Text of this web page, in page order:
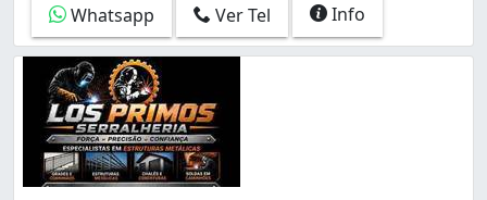
Catete (1)
Catumbi (1)
Cavalcanti (2)
Centro (10)
Cidade Nova (1)
Cidade de Deus (6)
Colégio (1)
Whatsapp Ver Tel Info